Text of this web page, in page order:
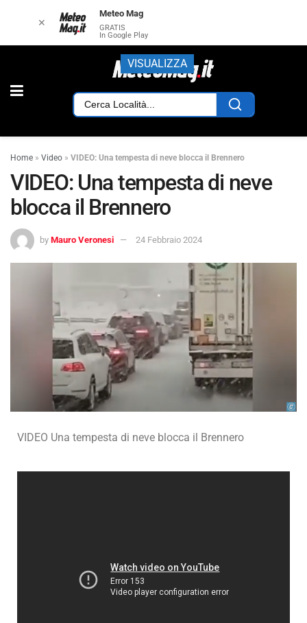
Home » Video » VIDEO: Una tempesta di neve blocca il Brennero
VIDEO: Una tempesta di neve
blocca il Brennero
by Mauro Veronesi 24 Febbraio 2024
VIDEO Una tempesta di neve blocca il Brennero
✕
Meteo Mag
GRATIS
In Google Play
VISUALIZZA